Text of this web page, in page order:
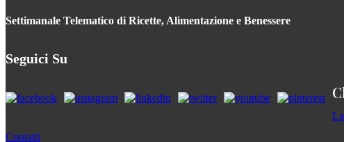
Settimanale Telematico di Ricette, Alimentazione e Benessere
Seguici Su
Contatti